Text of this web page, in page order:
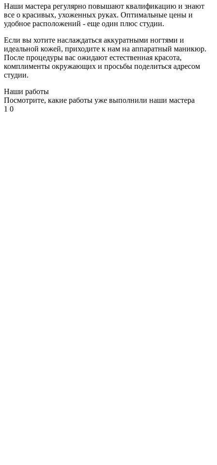
Массаж рук
Антицеллюлитный массаж
Массаж спины
Чистка лица
Атравматическая чистка лица
Карбоновый пилинг
Пилинг
Пирсинг ушей
Наши мастера регулярно повышают квалификацию и знают
все о красивых, ухоженных руках. Оптимальные цены и
удобное расположений - еще один плюс студии.
Если вы хотите наслаждаться аккуратными ногтями и
идеальной кожей, приходите к нам на аппаратный маникюр.
После процедуры вас ожидают естественная красота,
комплименты окружающих и просьбы поделиться адресом
студии.
Наши работы
Посмотрите, какие работы уже выполнили наши мастера
1 0